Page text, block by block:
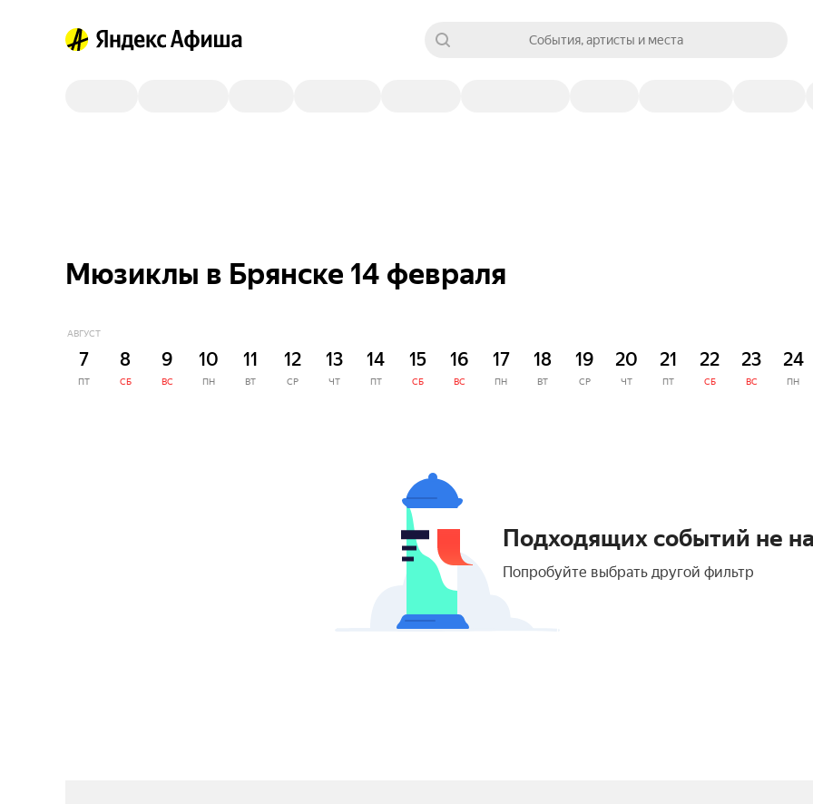
События, артисты и места
Мюзиклы в Брянске 14 февраля
АВГУСТ
7
ПТ
8
СБ
9
ВС
10
ПН
11
ВТ
12
СР
13
ЧТ
14
ПТ
15
СБ
16
ВС
17
ПН
18
ВТ
19
СР
20
ЧТ
21
ПТ
22
СБ
23
ВС
24
ПН
Подходящих событий не
Попробуйте выбрать другой фильтр